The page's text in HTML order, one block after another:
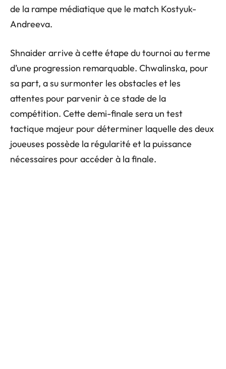
de la rampe médiatique que le match Kostyuk-
Andreeva.
Shnaider arrive à cette étape du tournoi au terme
d’une progression remarquable. Chwalinska, pour
sa part, a su surmonter les obstacles et les
attentes pour parvenir à ce stade de la
compétition. Cette demi-finale sera un test
tactique majeur pour déterminer laquelle des deux
joueuses possède la régularité et la puissance
nécessaires pour accéder à la finale.